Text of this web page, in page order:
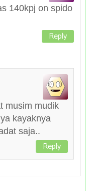
140kpj on spido
Reply
musim mudik
kayaknya
saja..
Reply